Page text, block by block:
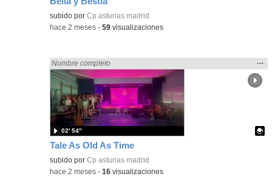
Contenido educativo.
subido porCp asturias madrid
-hace 2 meses -59 visualizaciones
Tale As Old As Time
Encontrado «Asturias» en:
Nombre completo
la
…
Contenido educativo.
subido porCp asturias madrid
02′ 54″
-hace 2 meses -16 visualizaciones